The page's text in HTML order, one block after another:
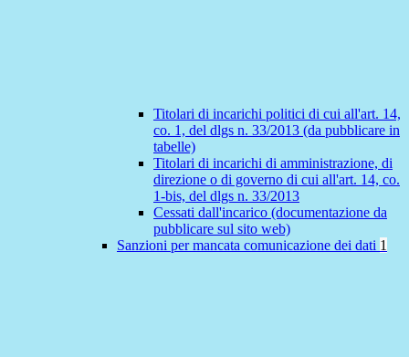
Titolari di incarichi politici di cui all'art. 14,
co. 1, del dlgs n. 33/2013 (da pubblicare in
tabelle)
Titolari di incarichi di amministrazione, di
direzione o di governo di cui all'art. 14, co.
1-bis, del dlgs n. 33/2013
Cessati dall'incarico (documentazione da
pubblicare sul sito web)
Sanzioni per mancata comunicazione dei dati 1